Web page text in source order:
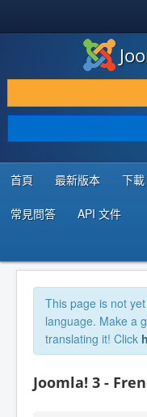
下載 & 擴充
發現 & 學習
社群 & 支援
程式者資源
首頁 最新版本 下載
常見問答 API 文件
This page is not
language. Make a
translating it! Click
Joomla! 3 -